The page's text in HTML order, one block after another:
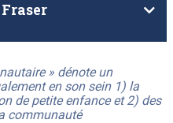
» dénote un
en son sein 1) la
de petite enfance et 2) des
communauté